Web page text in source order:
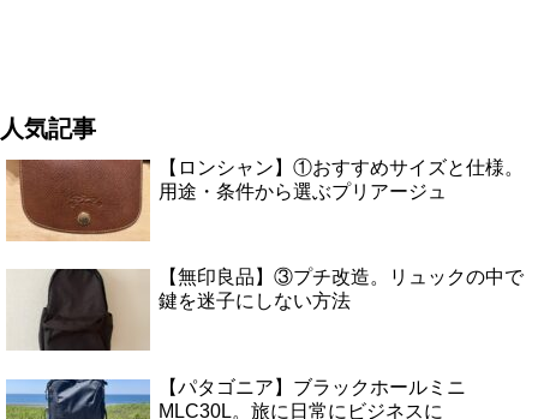
人気記事
【ロンシャン】①おすすめサイズと仕様。
用途・条件から選ぶプリアージュ
【無印良品】③プチ改造。リュックの中で
鍵を迷子にしない方法
【パタゴニア】ブラックホールミニ
MLC30L。旅に日常にビジネスに